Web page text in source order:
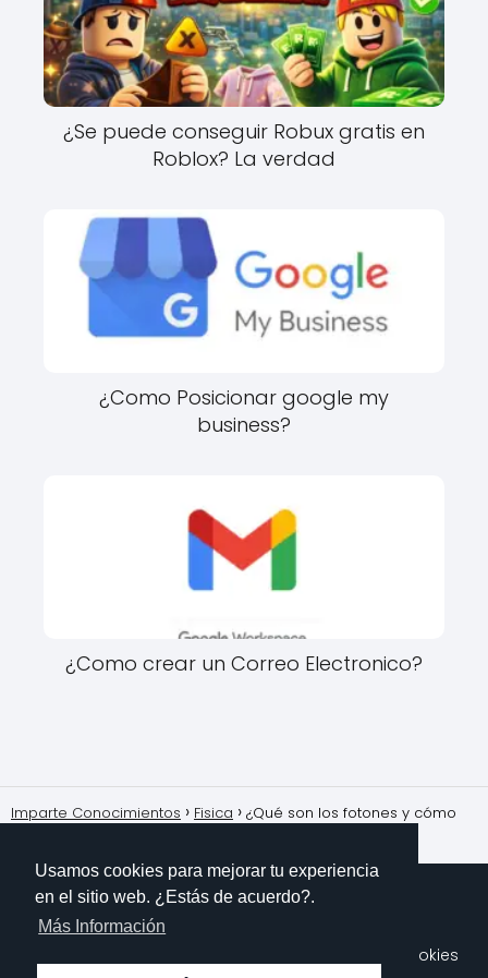
¿Se puede conseguir Robux gratis en
Roblox? La verdad
¿Como Posicionar google my
business?
¿Como crear un Correo Electronico?
Imparte Conocimientos Fisica
¿Qué son los fotones y cómo
Política de Cookies
Usamos cookies para mejorar tu experiencia
en el sitio web. ¿Estás de acuerdo?.
Más Información